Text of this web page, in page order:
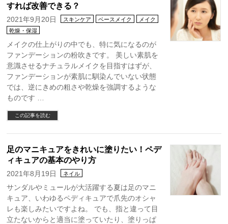
すれば改善できる？
2021年9月20日 スキンケア ベースメイク
メイク
乾燥・保湿
メイクの仕上がりの中でも、特に気になるのが
ファンデーションの粉吹きです。 美しい素肌を
意識させるナチュラルメイクを目指すはずが、
ファンデーションが素肌に馴染んでいない状態
では、逆にきめの粗さや乾燥を強調するような
ものです …
この記事を読む
足のマニキュアをきれいに塗りたい！ペデ
ィキュアの基本のやり方
2021年8月19日 ネイル
サンダルやミュールが大活躍する夏は足のマニ
キュア、いわゆるペディキュアで爪先のオシャ
レも楽しみたいですよね。 でも、指と違って目
立たないからと適当に塗っていたり、塗りっぱ